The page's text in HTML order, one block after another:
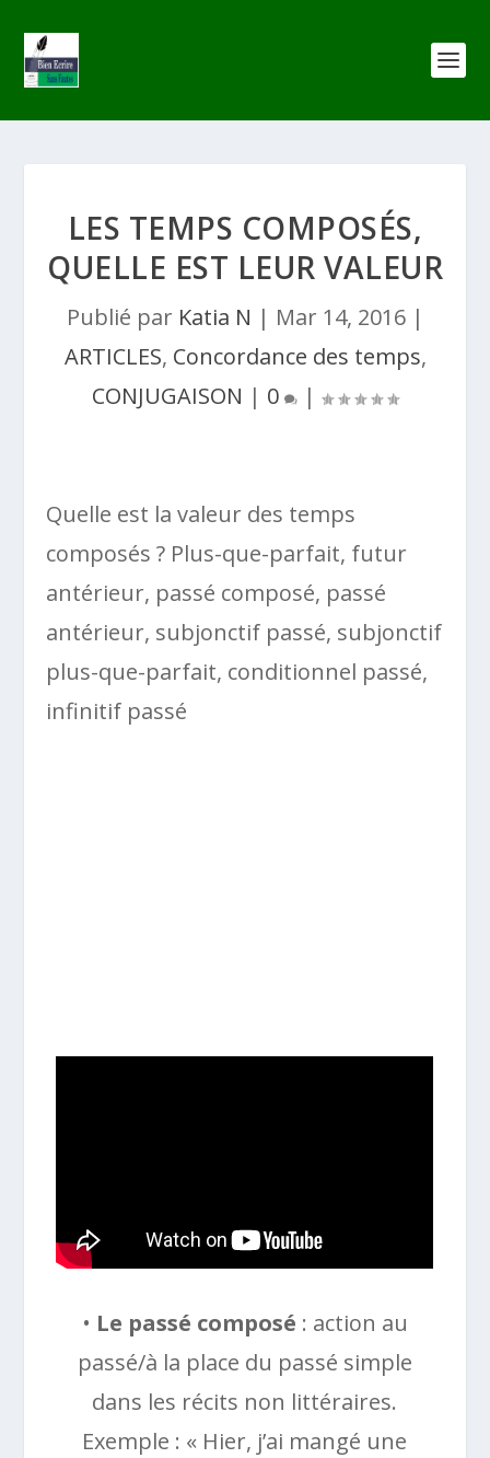
LES TEMPS COMPOSÉS,
QUELLE EST LEUR VALEUR
Publié par Katia N | Mar 14, 2016|
ARTICLES, Concordance des temps,
CONJUGAISON | 0 |
Quelle est la valeur des temps
composés ? Plus-que-parfait, futur
antérieur, passé composé, passé
antérieur, subjonctif passé, subjonctif
plus-que-parfait, conditionnel passé,
infinitif passé
• Le passé composé : action au
passé/à la place du passé simple
dans les récits non littéraires.
Exemple : « Hier, j’ai mangé une